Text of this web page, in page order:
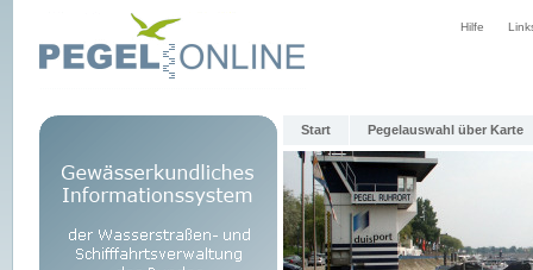
Hilfe
Start Pegelauswahl über Karte